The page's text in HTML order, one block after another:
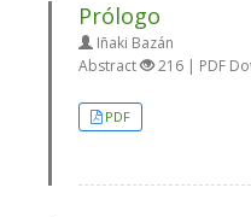
Prólogo
Iñaki Bazán
Abstract
216 | PDF
PDF